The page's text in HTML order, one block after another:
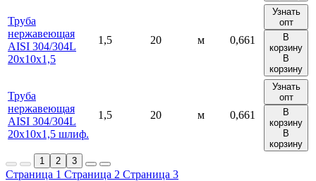
Труба
нержавеющая
AISI 304/304L
20х10х1,5
1,5 20 м 0,661
Узнать
опт
В
корзину
В
корзину
Труба
нержавеющая
AISI 304/304L
20х10х1,5 шлиф.
1,5 20 м 0,661
Узнать
опт
В
корзину
В
корзину
1
2 3
Страница 1 Страница 2 Страница 3